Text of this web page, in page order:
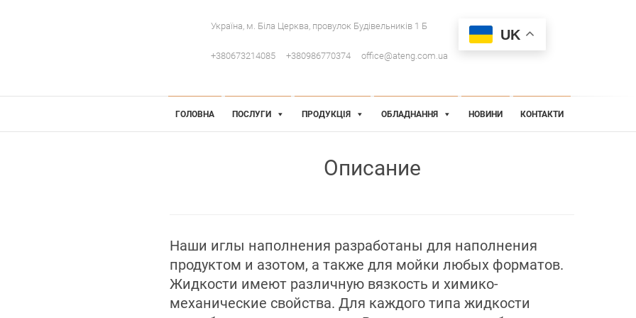
UK
Україна, м. Біла Церква, провулок Будівельників 1 Б
+380673214085 +380986770374 office@ateng.com.ua
ГОЛОВНА ПОСЛУГИ ПРОДУКЦІЯ ОБЛАДНАННЯ НОВИНИ КОНТАКТИ
Описание
Наши иглы наполнения разработаны для наполнения
продуктом и азотом, а также для мойки любых форматов.
Жидкости имеют различную вязкость и химико-
механические свойства. Для каждого типа жидкости